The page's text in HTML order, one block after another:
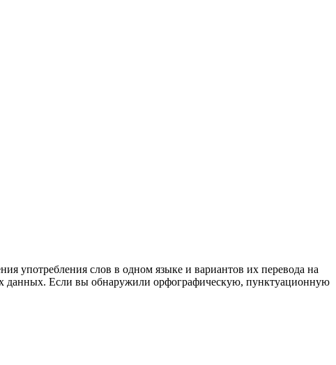
употребления слов в одном языке и вариантов их перевода на
данных. Если вы обнаружили орфографическую, пунктуационную